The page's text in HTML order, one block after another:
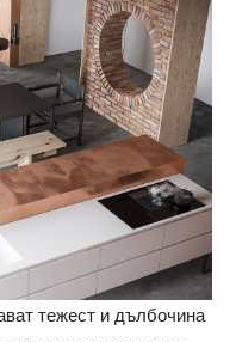
тежест и дълбочина